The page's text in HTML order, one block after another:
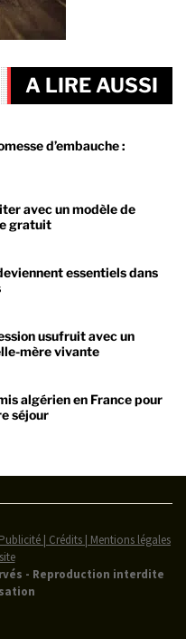
A LIRE AUSSI
d’embauche :
avec un modèle de
gratuit
essentiels dans
usufruit avec un
mère vivante
algérien en France pour
séjour
| Crédits | Mentions légales
- Reproduction interdite